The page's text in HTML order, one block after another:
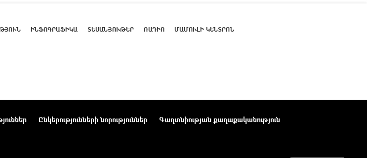
ԻՆՖՈԳՐԱՖԻԿԱ ՏԵՍԱՆՅՈՒԹԵՐ ՌԱԴԻՈ ՄԱՄՈՒԼԻ ԿԵՆՏՐՈՆ
Ընկերությունների նորություններ
Գաղտնիության քաղաքականություն